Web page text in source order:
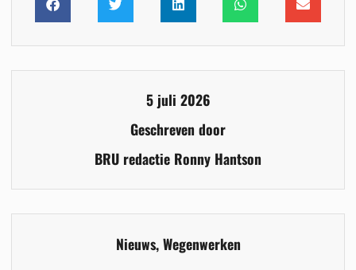
5 juli 2026
Geschreven door
BRU redactie Ronny Hantson
Nieuws,Wegenwerken